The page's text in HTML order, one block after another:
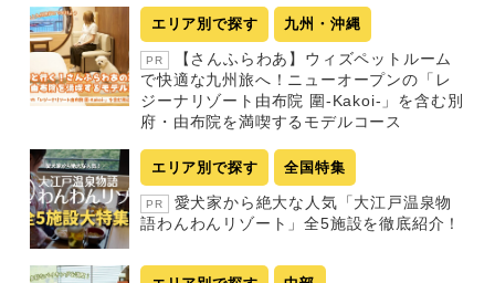
エリア別で探す 九州・沖縄
PR
【さんふらわあ】ウィズペットルーム
で快適な九州旅へ！ニューオープンの「レ
ジーナリゾート由布院 圍-Kakoi-」を含む別
府・由布院を満喫するモデルコース
エリア別で探す 全国特集
PR
愛犬家から絶大な人気「大江戸温泉物
語わんわんリゾート」全5施設を徹底紹介！